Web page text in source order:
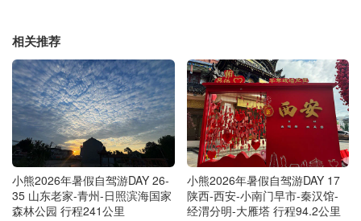
相关推荐
小熊2026年暑假自驾游DAY 26-
35 山东老家-青州-日照滨海国家
森林公园 行程241公里
小熊2026年暑假自驾游DAY 17
陕西-西安-小南门早市-秦汉馆-
经渭分明-大雁塔 行程94.2公里